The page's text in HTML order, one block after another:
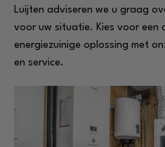
Luijten adviseren we u graag
voor uw situatie. Kies voor een
energiezuinige oplossing met
en service.